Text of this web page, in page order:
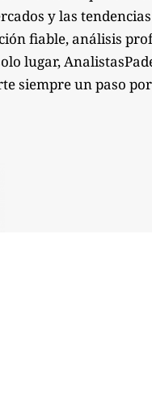
y las
fiable, análisis
lugar,
siempre un paso